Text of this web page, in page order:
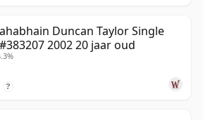
Duncan Taylor Single
2002 20 jaar oud
?